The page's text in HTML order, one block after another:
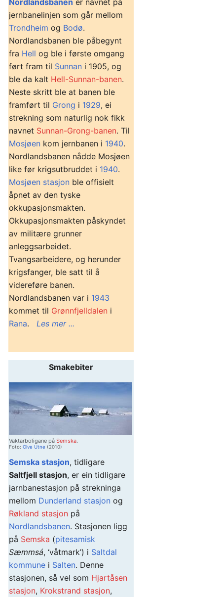
jernbanelinjen som går mellom
Trondheim og Bodø.
Nordlandsbanen ble påbegynt
fra Hell og ble i første omgang
ført fram til Sunnan i 1905, og
ble da kalt Hell-Sunnan-banen.
Neste skritt ble at banen ble
framført til Grong i 1929, ei
strekning som naturlig nok fikk
navnet Sunnan-Grong-banen. Til
Mosjøen kom jernbanen i 1940.
Nordlandsbanen nådde Mosjøen
like før krigsutbruddet i 1940.
Mosjøen stasjon ble offisielt
åpnet av den tyske
okkupasjonsmakten.
Okkupasjonsmakten påskyndet
av militære grunner
anleggsarbeidet.
Tvangsarbeidere, og herunder
krigsfanger, ble satt til å
videreføre banen.
Nordlandsbanen var i 1943
kommet til Grønnfjelldalen i
Rana. Les mer ...
Smakebiter
Vaktarboligane på Semska.
Foto: Olve Utne (2010)
Semska stasjon, tidligare
Saltfjell stasjon, er ein tidligare
jarnbanestasjon på strekninga
mellom Dunderland stasjon og
Røkland stasjon på
Nordlandsbanen. Stasjonen ligg
på Semska (pitesamisk
Sæmmsá, ‘våtmark’) i Saltdal
kommune i Salten. Denne
stasjonen, så vel som Hjartåsen
stasjon, Krokstrand stasjon,